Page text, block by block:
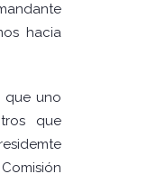
hacia
que uno
que